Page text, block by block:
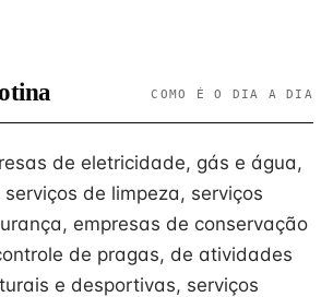
COMO É O DIA A DIA
de eletricidade, gás e água,
de limpeza, serviços
empresas de conservação
de pragas, de atividades
e desportivas, serviços